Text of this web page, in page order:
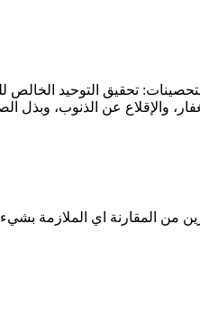
تحقيق التوحيد الخالص
والإقلاع عن الذنوب،
المقارنة اي الملازمة بشيء